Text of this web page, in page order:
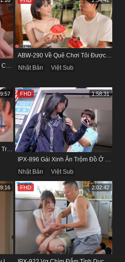
PRED-428 Vắt Kiệt Tinh Trùng Của Bạn Trai Để Chừa Thói Lăng Nhăng
ABW-290 Về Quê Chơi Tôi Được Đụ Cô Bạn Thân Từ Thuở Nhỏ
Nhật Bản
Việt Sub
SSIS-557 Bố Chồng Thay Con Trai Bị Liệt Dương Chăm Sóc Con Dâu
IPX-896 Gái Xinh Ăn Trộm Đồ Ở Cửa Hàng Và Cái Kết
Nhật Bản
Việt Sub
FHD 1:58:31
FHD 2:02:42